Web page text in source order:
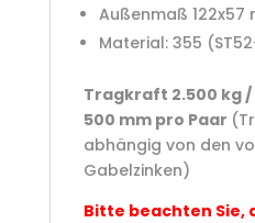
Außenmaß 122x57
Material: 355
Tragkraft 2.500 kg
500 mm pro Paar
abhängig von den
Gabelzinken)
Bitte beachten Sie,